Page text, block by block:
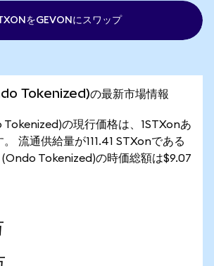
をGEVONにスワップ
Tokenized)の最新市場情報
の現行価格は、1STXonあ
流通供給量が111.41 STXonである
Tokenized)の時価総額は$9.07